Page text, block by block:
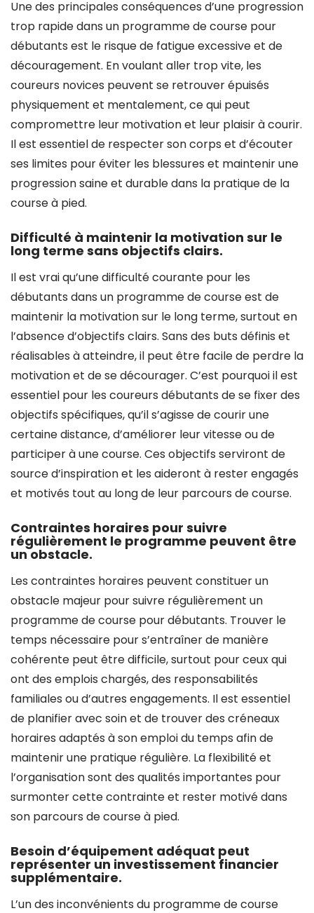
Une des principales conséquences d’une progression
trop rapide dans un programme de course pour
débutants est le risque de fatigue excessive et de
découragement. En voulant aller trop vite, les
coureurs novices peuvent se retrouver épuisés
physiquement et mentalement, ce qui peut
compromettre leur motivation et leur plaisir à courir.
Il est essentiel de respecter son corps et d’écouter
ses limites pour éviter les blessures et maintenir une
progression saine et durable dans la pratique de la
course à pied.
Difficulté à maintenir la motivation sur le
long terme sans objectifs clairs.
Il est vrai qu’une difficulté courante pour les
débutants dans un programme de course est de
maintenir la motivation sur le long terme, surtout en
l’absence d’objectifs clairs. Sans des buts définis et
réalisables à atteindre, il peut être facile de perdre la
motivation et de se décourager. C’est pourquoi il est
essentiel pour les coureurs débutants de se fixer des
objectifs spécifiques, qu’il s’agisse de courir une
certaine distance, d’améliorer leur vitesse ou de
participer à une course. Ces objectifs serviront de
source d’inspiration et les aideront à rester engagés
et motivés tout au long de leur parcours de course.
Contraintes horaires pour suivre
régulièrement le programme peuvent être
un obstacle.
Les contraintes horaires peuvent constituer un
obstacle majeur pour suivre régulièrement un
programme de course pour débutants. Trouver le
temps nécessaire pour s’entraîner de manière
cohérente peut être difficile, surtout pour ceux qui
ont des emplois chargés, des responsabilités
familiales ou d’autres engagements. Il est essentiel
de planifier avec soin et de trouver des créneaux
horaires adaptés à son emploi du temps afin de
maintenir une pratique régulière. La flexibilité et
l’organisation sont des qualités importantes pour
surmonter cette contrainte et rester motivé dans
son parcours de course à pied.
Besoin d’équipement adéquat peut
représenter un investissement financier
supplémentaire.
L’un des inconvénients du programme de course